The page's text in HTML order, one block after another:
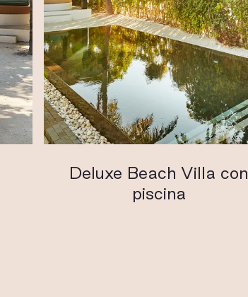
Deluxe Beach Villa con
piscina